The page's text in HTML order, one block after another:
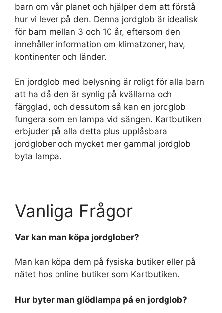
barn om vår planet och hjälper dem att förstå
hur vi lever på den. Denna jordglob är idealisk
för barn mellan 3 och 10 år, eftersom den
innehåller information om klimatzoner, hav,
kontinenter och länder.
En jordglob med belysning är roligt för alla barn
att ha då den är synlig på kvällarna och
färgglad, och dessutom så kan en jordglob
fungera som en lampa vid sängen. Kartbutiken
erbjuder på alla detta plus upplåsbara
jordglober och mycket mer gammal jordglob
byta lampa.
Vanliga Frågor
Var kan man köpa jordglober?
Man kan köpa dem på fysiska butiker eller på
nätet hos online butiker som Kartbutiken.
Hur byter man glödlampa på en jordglob?